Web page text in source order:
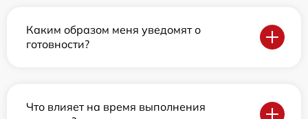
Каким образом меня уведомят о
готовности?
Что влияет на время выполнения